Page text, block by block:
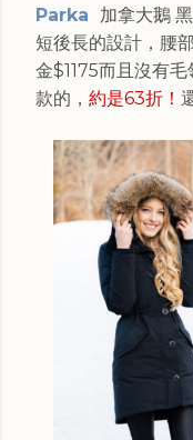
Parka
加拿大鵝
短後長的設計，腰
金$1175而且沒有
款的， 約是63折！